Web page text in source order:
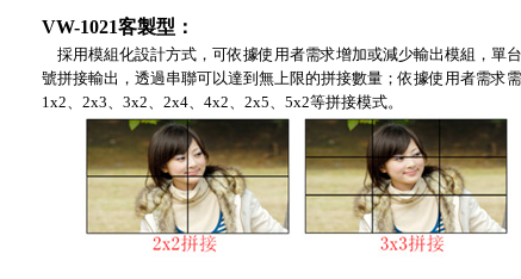
VW-1021客製型：
採用模組化設計方式，可依據使用者需求增加或減少輸出模組，單
號拼接輸出，透過串聯可以達到無上限的拼接數量；依據使用者需求
1x2、2x3、3x2、2x4、4x2、2x5、5x2等拼接模式。